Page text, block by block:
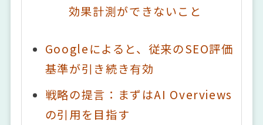
効果計測ができないこと
Googleによると、従来のSEO評価
基準が引き続き有効
戦略の提言：まずはAI Overviews
の引用を目指す